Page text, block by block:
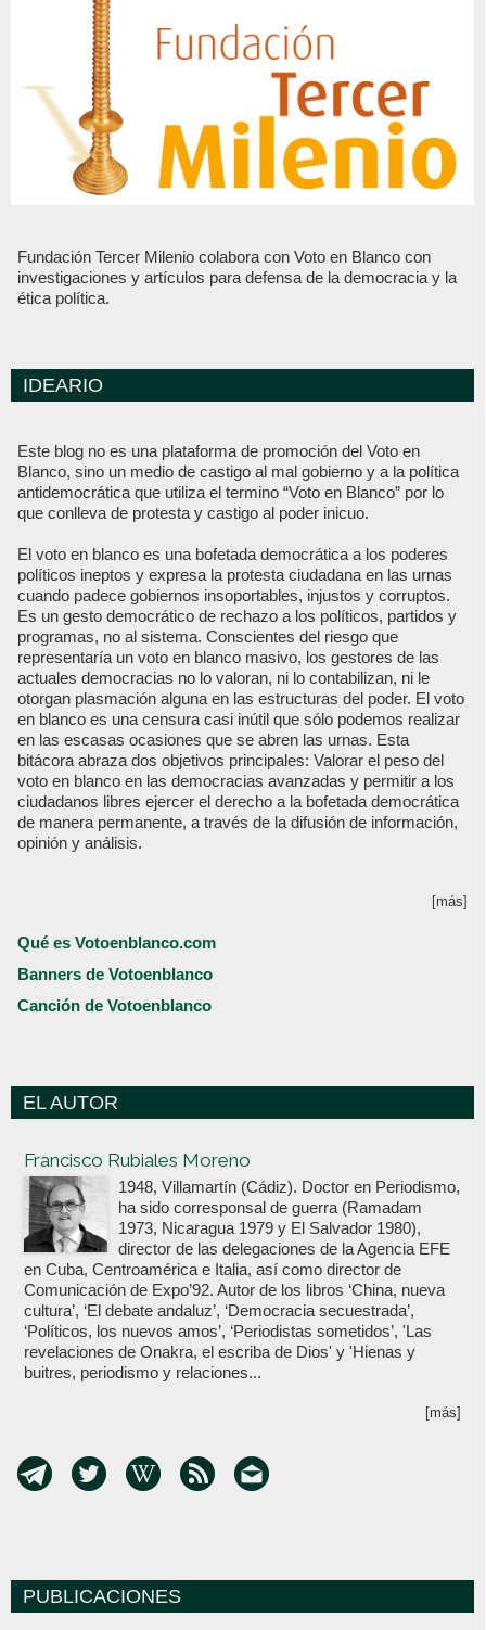
Fundación Tercer Milenio colabora con Voto en Blanco con
investigaciones y artículos para defensa de la democracia y la
ética política.
IDEARIO
Este blog no es una plataforma de promoción del Voto en
Blanco, sino un medio de castigo al mal gobierno y a la política
antidemocrática que utiliza el termino “Voto en Blanco” por lo
que conlleva de protesta y castigo al poder inicuo.
El voto en blanco es una bofetada democrática a los poderes
políticos ineptos y expresa la protesta ciudadana en las urnas
cuando padece gobiernos insoportables, injustos y corruptos.
Es un gesto democrático de rechazo a los políticos, partidos y
programas, no al sistema. Conscientes del riesgo que
representaría un voto en blanco masivo, los gestores de las
actuales democracias no lo valoran, ni lo contabilizan, ni le
otorgan plasmación alguna en las estructuras del poder. El voto
en blanco es una censura casi inútil que sólo podemos realizar
en las escasas ocasiones que se abren las urnas. Esta
bitácora abraza dos objetivos principales: Valorar el peso del
voto en blanco en las democracias avanzadas y permitir a los
ciudadanos libres ejercer el derecho a la bofetada democrática
de manera permanente, a través de la difusión de información,
opinión y análisis.
[más]
Qué es Votoenblanco.com
Banners de Votoenblanco
Canción de Votoenblanco
EL AUTOR
Francisco Rubiales Moreno
1948, Villamartín (Cádiz). Doctor en Periodismo,
ha sido corresponsal de guerra (Ramadam
1973, Nicaragua 1979 y El Salvador 1980),
director de las delegaciones de la Agencia EFE
en Cuba, Centroamérica e Italia, así como director de
Comunicación de Expo’92. Autor de los libros ‘China, nueva
cultura’, ‘El debate andaluz’, ‘Democracia secuestrada’,
‘Políticos, los nuevos amos’, ‘Periodistas sometidos’, 'Las
revelaciones de Onakra, el escriba de Dios' y 'Hienas y
buitres, periodismo y relaciones...
[más]
PUBLICACIONES